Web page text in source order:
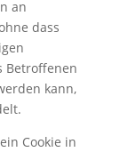
an
dass
Betroffenen
kann,
Cookie in